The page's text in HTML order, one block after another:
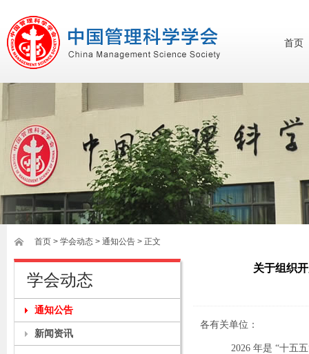
首页
首页 > 学会动态 > 通知公告 > 正文
学会动态
通知公告
新闻资讯
关于组织
各有关单位：
2026 年是 “十五